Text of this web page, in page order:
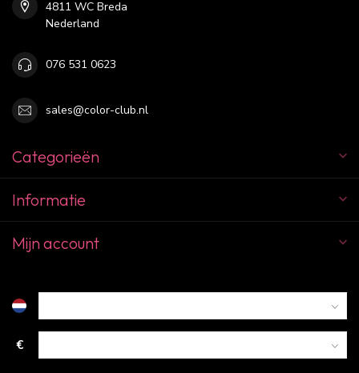
4811 WC Breda
Nederland
076 531 0623
sales@color-club.nl
Categorieën
Informatie
Mijn account
€